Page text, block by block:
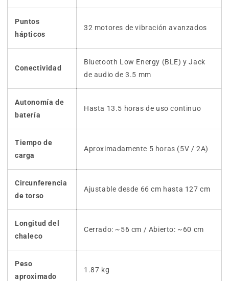
Puntos
hápticos
32 motores de vibración avanzados
Conectividad
Bluetooth Low Energy (BLE) y Jack
de audio de 3.5 mm
Autonomía de
batería
Hasta 13.5 horas de uso continuo
Tiempo de
carga
Aproximadamente 5 horas (5V / 2A)
Circunferencia
de torso
Ajustable desde 66 cm hasta 127 cm
Longitud del
chaleco
Cerrado: ~56 cm / Abierto: ~60 cm
Peso
aproximado
1.87 kg